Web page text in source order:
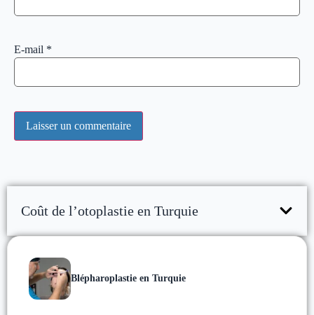
E-mail *
Coût de l’otoplastie en Turquie
Blépharoplastie en Turquie